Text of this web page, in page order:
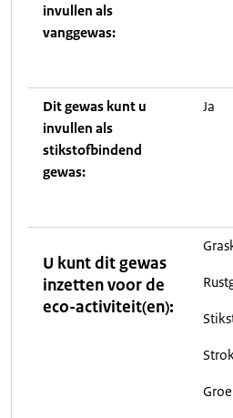
invullen als
vanggewas:
Dit gewas kunt u
invullen als
stikstofbindend
gewas:
Ja
U kunt dit gewas
inzetten voor de
eco-activiteit(en):